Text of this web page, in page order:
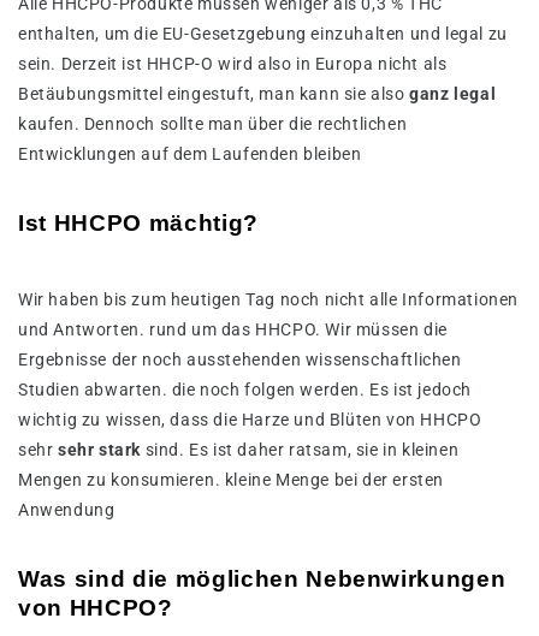
enthalten, um die EU-Gesetzgebung einzuhalten und legal zu
sein. Derzeit ist HHCP-O wird also in Europa nicht als
Betäubungsmittel eingestuft, man kann sie alsoganz legal
kaufen. Dennoch sollte man über die rechtlichen
Entwicklungen auf dem Laufenden bleiben
Ist HHCPO mächtig?
Wir haben bis zum heutigen Tag noch nicht alle Informationen
und Antworten. rund um das HHCPO. Wir müssen die
Ergebnisse der noch ausstehenden wissenschaftlichen
Studien abwarten. die noch folgen werden. Es ist jedoch
wichtig zu wissen, dass die Harze und Blüten von HHCPO
sehr sehr stark sind. Es ist daher ratsam, sie in kleinen
Mengen zu konsumieren. kleine Menge bei der ersten
Anwendung
Was sind die möglichen Nebenwirkungen
von HHCPO?